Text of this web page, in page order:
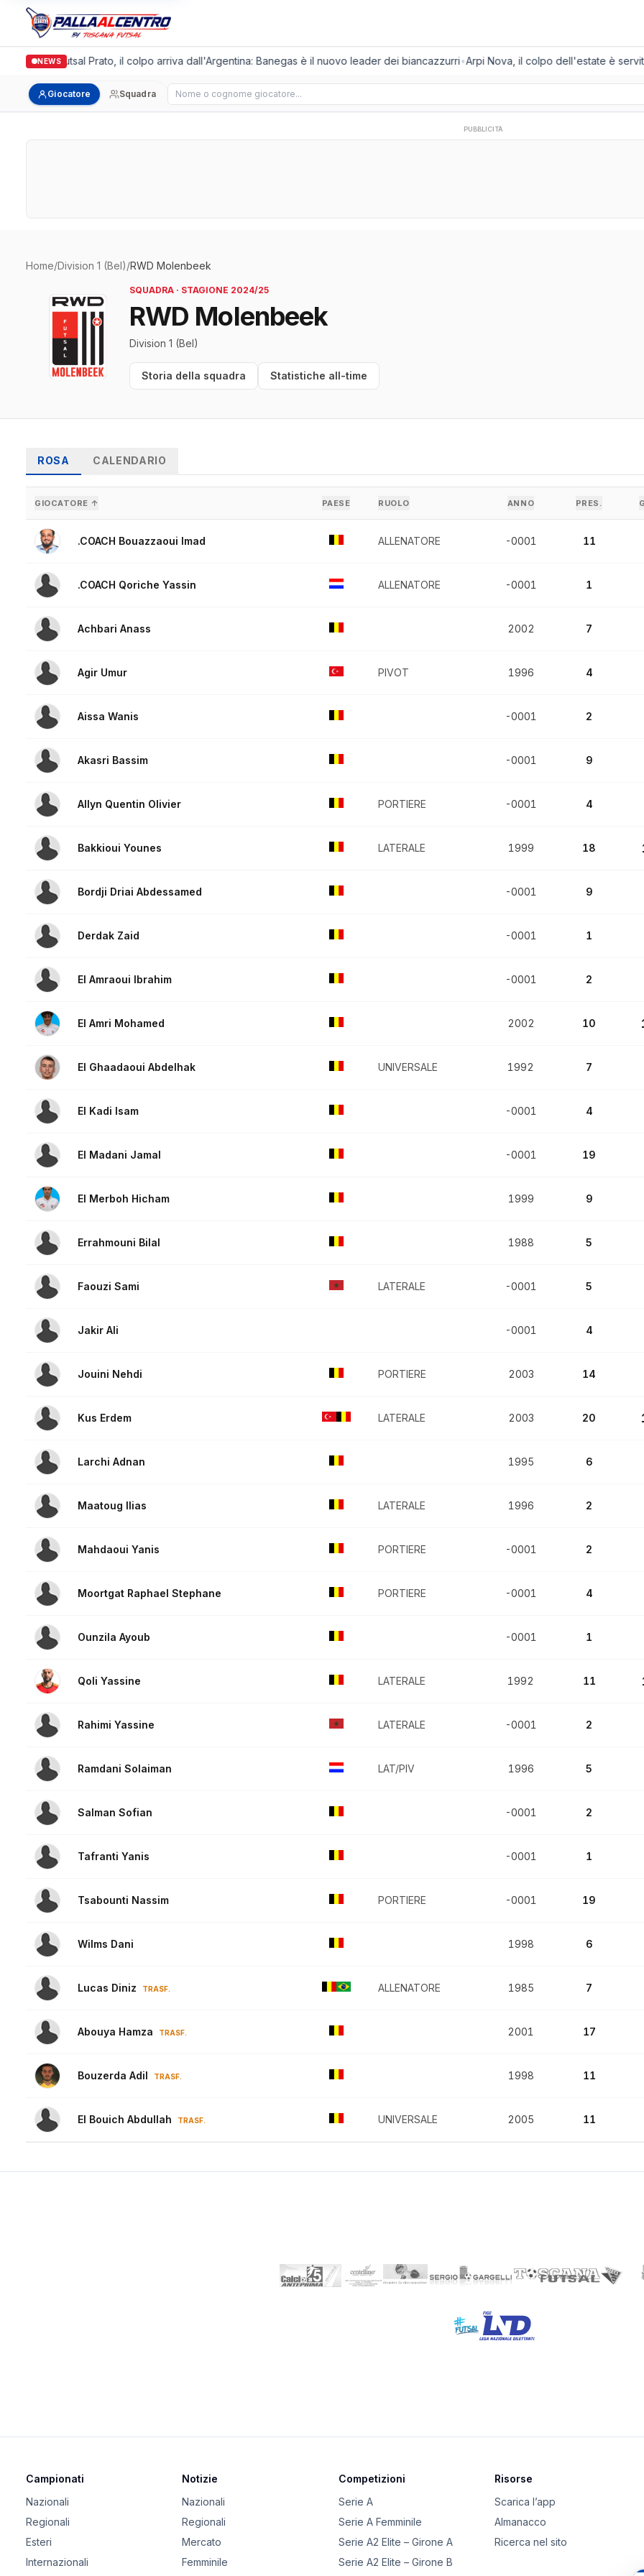
NEWS
Italgronda Futsal Prato, il colpo arriva dall'Argentina: Banegas è il nuovo leader dei biancazzurri•Arpi Nova, il colpo dell'estate è
Giocatore Squadra Cerca giocatore
PUBBLICITÀ
Home/Division 1 (Bel)/RWD Molenbeek
SQUADRA · STAGIONE 2024/25
RWD Molenbeek
Division 1 (Bel)
Storia della squadra Statistiche all-time
ROSA CALENDARIO
GIOCATORE ↑ PAESE RUOLO ANNO PRES.
.COACH Bouazzaoui Imad ALLENATORE -0001 11
.COACH Qoriche Yassin ALLENATORE -0001 1
Achbari Anass 2002 7
Agir Umur PIVOT 1996 4
Aissa Wanis -0001 2
Akasri Bassim -0001 9
Allyn Quentin Olivier PORTIERE -0001 4
Bakkioui Younes LATERALE 1999 18
Bordji Driai Abdessamed -0001 9
Derdak Zaid -0001 1
El Amraoui Ibrahim -0001 2
El Amri Mohamed 2002 10
El Ghaadaoui Abdelhak UNIVERSALE 1992 7
El Kadi Isam -0001 4
El Madani Jamal -0001 19
El Merboh Hicham 1999 9
Errahmouni Bilal 1988 5
Faouzi Sami LATERALE -0001 5
Jakir Ali -0001 4
Jouini Nehdi PORTIERE 2003 14
Kus Erdem LATERALE 2003 20
Larchi Adnan 1995 6
Maatoug Ilias LATERALE 1996 2
Mahdaoui Yanis PORTIERE -0001 2
Moortgat Raphael Stephane PORTIERE -0001 4
Ounzila Ayoub -0001 1
Qoli Yassine LATERALE 1992 11
Rahimi Yassine LATERALE -0001 2
Ramdani Solaiman LAT/PIV 1996 5
Salman Sofian -0001 2
Tafranti Yanis -0001 1
Tsabounti Nassim PORTIERE -0001 19
Wilms Dani 1998 6
Lucas Diniz TRASF. ALLENATORE 1985 7
Abouya Hamza TRASF. 2001 17
Bouzerda Adil TRASF. 1998 11
El Bouich Abdullah TRASF. UNIVERSALE 2005 11
Campionati
Nazionali
Regionali
Esteri
Internazionali
Notizie
Nazionali
Regionali
Mercato
Femminile
Competizioni
Serie A
Serie A Femminile
Serie A2 Elite – Girone A
Serie A2 Elite – Girone B
Risorse
Scarica l’app
Almanacco
Ricerca nel sito